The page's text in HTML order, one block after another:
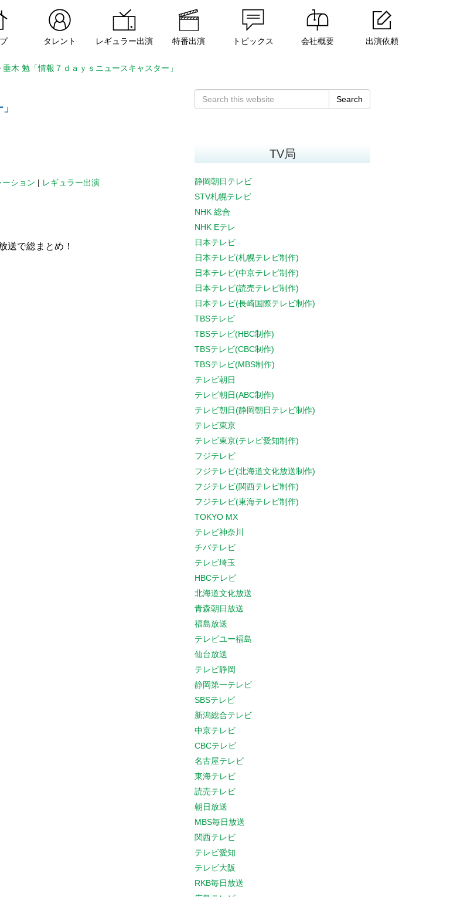
タレント レギュラー出演 特番出演 トピックス 会社概要 出演依頼
垂木 勉「情報７ｄａｙｓニュースキャスター」
ーション | レギュラー出演
送で総まとめ！
Search
TV局
静岡朝日テレビ
STV札幌テレビ
NHK 総合
NHK Eテレ
日本テレビ
日本テレビ(札幌テレビ制作)
日本テレビ(中京テレビ制作)
日本テレビ(読売テレビ制作)
日本テレビ(長崎国際テレビ制作)
TBSテレビ
TBSテレビ(HBC制作)
TBSテレビ(CBC制作)
TBSテレビ(MBS制作)
テレビ朝日
テレビ朝日(ABC制作)
テレビ朝日(静岡朝日テレビ制作)
テレビ東京
テレビ東京(テレビ愛知制作)
フジテレビ
フジテレビ(北海道文化放送制作)
フジテレビ(関西テレビ制作)
フジテレビ(東海テレビ制作)
TOKYO MX
テレビ神奈川
チバテレビ
テレビ埼玉
HBCテレビ
北海道文化放送
青森朝日放送
福島放送
テレビユー福島
仙台放送
テレビ静岡
静岡第一テレビ
SBSテレビ
新潟総合テレビ
中京テレビ
CBCテレビ
名古屋テレビ
東海テレビ
読売テレビ
朝日放送
MBS毎日放送
関西テレビ
テレビ愛知
テレビ大阪
RKB毎日放送